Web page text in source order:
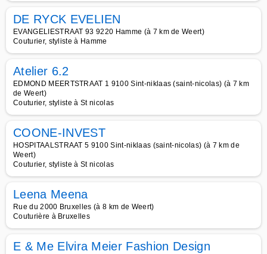
DE RYCK EVELIEN
EVANGELIESTRAAT 93 9220 Hamme (à 7 km de Weert)
Couturier, styliste à Hamme
Atelier 6.2
EDMOND MEERTSTRAAT 1 9100 Sint-niklaas (saint-nicolas) (à 7 km
de Weert)
Couturier, styliste à St nicolas
COONE-INVEST
HOSPITAALSTRAAT 5 9100 Sint-niklaas (saint-nicolas) (à 7 km de
Weert)
Couturier, styliste à St nicolas
Leena Meena
Rue du 2000 Bruxelles (à 8 km de Weert)
Couturière à Bruxelles
E & Me Elvira Meier Fashion Design